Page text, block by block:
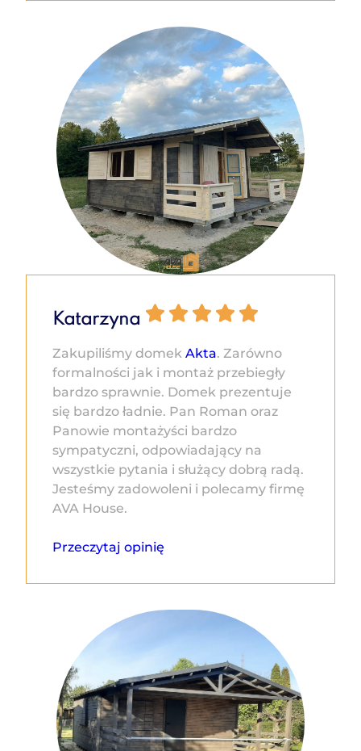
Katarzyna
Zakupiliśmy domek Akta. Zarówno
formalności jak i montaż przebiegły
bardzo sprawnie. Domek prezentuje
się bardzo ładnie. Pan Roman oraz
Panowie montażyści bardzo
sympatyczni, odpowiadający na
wszystkie pytania i służący dobrą radą.
Jesteśmy zadowoleni i polecamy firmę
AVA House.
Przeczytaj opinię